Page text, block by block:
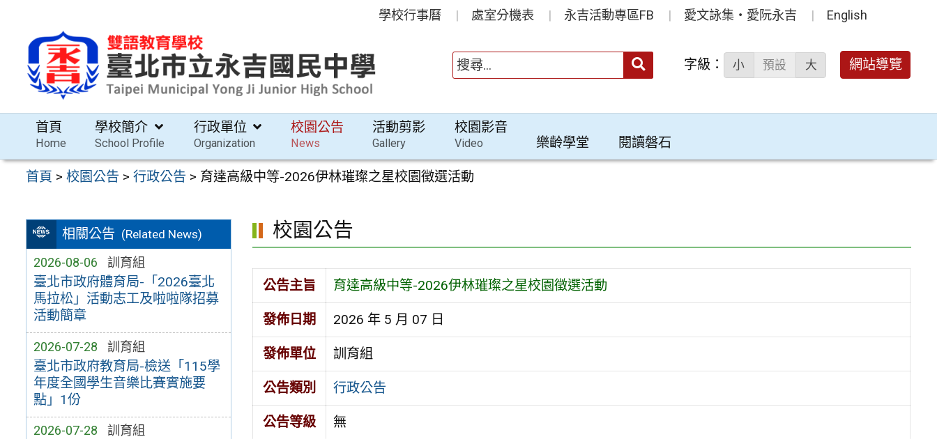
容
學校行事曆 處室分機表 永吉活動專區FB 愛文詠集‧愛阮永吉 English
送出 字級： 小 預設 大 網站導覽
首頁
Home
學校簡介
School Profile
行政單位
Organization
校園公告
News
活動剪影
Gallery
校園影音
Video 樂齡學堂 閱讀磐石
首頁 >校園公告 >行政公告 > 育達高級中等-2026伊林璀璨之星校園徵選活動
相關公告 (Related News)
2026-08-06 訓育組
臺北市政府體育局-「2026臺北
馬拉松」活動志工及啦啦隊招募
活動簡章
2026-07-28 訓育組
臺北市政府教育局-檢送「115學
年度全國學生音樂比賽實施要
點」1份
2026-07-28 訓育組
校園公告
公告主旨 育達高級中等-2026伊林璀璨之星校園徵選活動
發佈日期 2026 年 5 月 07 日
發佈單位 訓育組
公告類別 行政公告
公告等級 無